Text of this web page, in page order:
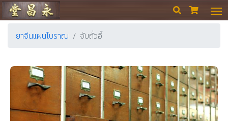
ร้านขายยา ย่งเชียงตึ๊ง  
ยาจีนแผนโบราณ จับถั่วอี้